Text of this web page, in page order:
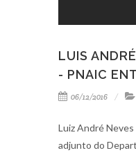
LUIS
- PNAIC
06/12/2016
Luiz André
adjunto do